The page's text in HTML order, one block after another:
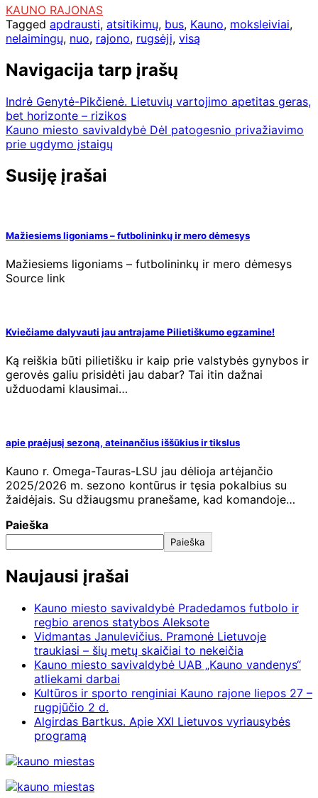
KAUNO RAJONAS
Tagged apdrausti, atsitikimų, bus, Kauno, moksleiviai,
nelaimingų, nuo, rajono, rugsėjį, visą
Navigacija tarp įrašų
Indrė Genytė-Pikčienė. Lietuvių vartojimo apetitas geras,
bet horizonte – rizikos
Kauno miesto savivaldybė Dėl patogesnio privažiavimo
prie ugdymo įstaigų
Susiję įrašai
Mažiesiems ligoniams – futbolininkų ir mero dėmesys
Mažiesiems ligoniams – futbolininkų ir mero dėmesys
Source link
Kviečiame dalyvauti jau antrajame Pilietiškumo egzamine!
Ką reiškia būti pilietišku ir kaip prie valstybės gynybos ir
gerovės galiu prisidėti jau dabar? Tai itin dažnai
užduodami klausimai…
apie praėjusį sezoną, ateinančius iššūkius ir tikslus
Kauno r. Omega-Tauras-LSU jau dėlioja artėjančio
2025/2026 m. sezono kontūrus ir tęsia pokalbius su
žaidėjais. Su džiaugsmu pranešame, kad komandoje…
Paieška
Paieška
Naujausi įrašai
Kauno miesto savivaldybė Pradedamos futbolo ir
regbio arenos statybos Aleksote
Vidmantas Janulevičius. Pramonė Lietuvoje
traukiasi – šių metų skaičiai to nekeičia
Kauno miesto savivaldybė UAB „Kauno vandenys“
atliekami darbai
Kultūros ir sporto renginiai Kauno rajone liepos 27 –
rugpjūčio 2 d.
Algirdas Bartkus. Apie XXI Lietuvos vyriausybės
programą